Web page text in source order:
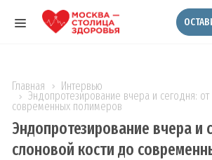
Главная Интервью
Эндопротезирование вчера и сегодня:
современных полимеров
Эндопротезирование вчера и
слоновой кости до